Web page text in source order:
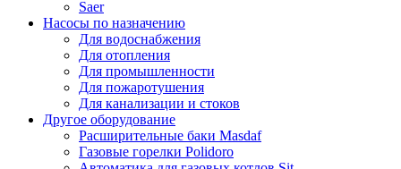
Saer
Насосы по назначению
Для водоснабжения
Для отопления
Для промышленности
Для пожаротушения
Для канализации и стоков
Другое оборудование
Расширительные баки Masdaf
Газовые горелки Polidoro